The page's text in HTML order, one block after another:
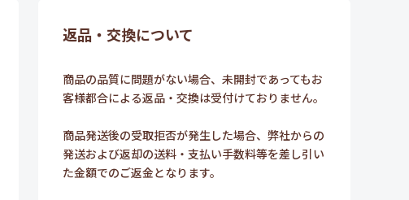
返品・交換について
商品の品質に問題がない場合、未開封であってもお
客様都合による返品・交換は受付けておりません。
商品発送後の受取拒否が発生した場合、弊社からの
発送および返却の送料・支払い手数料等を差し引い
た金額でのご返金となります。